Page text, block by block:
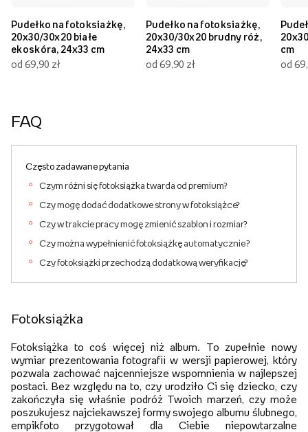
Pudełko na fotoksiażkę,
20x30/30x20 białe
ekoskóra, 24x33 cm
od 69,90 zł
Pudełko na fotoksiażkę,
20x30/30x20 brudny róż,
24x33 cm
od 69,90 zł
cm
od
FAQ
Często zadawane pytania
Czym różni się fotoksiążka twarda od premium?
Czy mogę dodać dodatkowe strony w fotoksiążce?
Czy w trakcie pracy mogę zmienić szablon i rozmiar?
Czy można wypełnienić fotoksiążkę automatycznie ?
Czy fotoksiążki przechodzą dodatkową weryfikację?
Fotoksiążka
Fotoksiążka to coś więcej niż album. To zupełnie nowy
wymiar prezentowania fotografii w wersji papierowej, który
pozwala zachować najcenniejsze wspomnienia w najlepszej
postaci. Bez względu na to, czy urodziło Ci się dziecko, czy
zakończyła się właśnie podróż Twoich marzeń, czy może
poszukujesz najciekawszej formy swojego albumu ślubnego,
empikfoto przygotował dla Ciebie niepowtarzalne